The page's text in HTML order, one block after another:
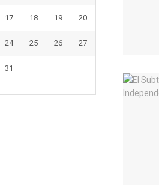
17 18 19 20
24 25 26 27
31